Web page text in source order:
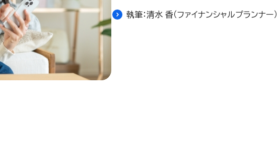
執筆：清水 香（ファイナンシャルプランナー）